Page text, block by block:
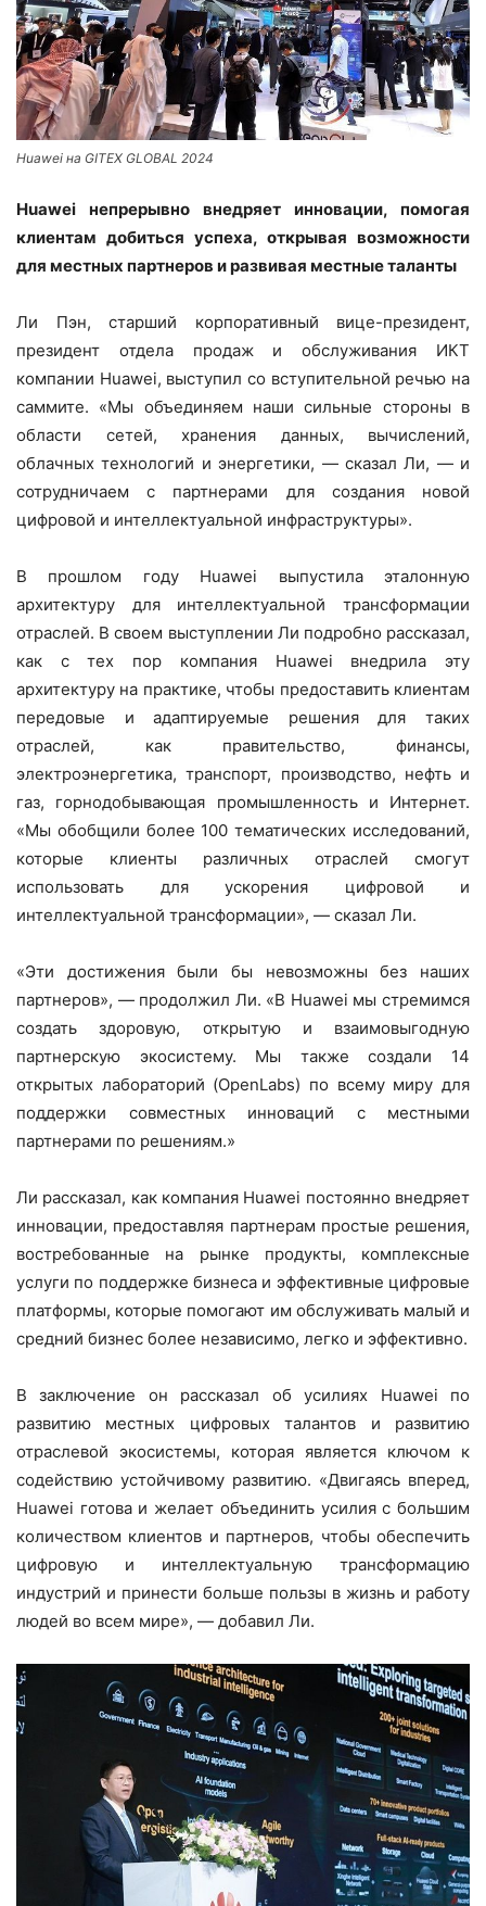
Huawei на GITEX GLOBAL 2024
Huawei непрерывно внедряет инновации, помогая
клиентам добиться успеха, открывая возможности
для местных партнеров и развивая местные таланты
Ли Пэн, старший корпоративный вице-президент,
президент отдела продаж и обслуживания ИКТ
компании Huawei, выступил со вступительной речью на
саммите. «Мы объединяем наши сильные стороны в
области сетей, хранения данных, вычислений,
облачных технологий и энергетики, — сказал Ли, — и
сотрудничаем с партнерами для создания новой
цифровой и интеллектуальной инфраструктуры».
В прошлом году Huawei выпустила эталонную
архитектуру для интеллектуальной трансформации
отраслей. В своем выступлении Ли подробно рассказал,
как с тех пор компания Huawei внедрила эту
архитектуру на практике, чтобы предоставить клиентам
передовые и адаптируемые решения для таких
отраслей, как правительство, финансы,
электроэнергетика, транспорт, производство, нефть и
газ, горнодобывающая промышленность и Интернет.
«Мы обобщили более 100 тематических исследований,
которые клиенты различных отраслей смогут
использовать для ускорения цифровой и
интеллектуальной трансформации», — сказал Ли.
«Эти достижения были бы невозможны без наших
партнеров», — продолжил Ли. «В Huawei мы стремимся
создать здоровую, открытую и взаимовыгодную
партнерскую экосистему. Мы также создали 14
открытых лабораторий (OpenLabs) по всему миру для
поддержки совместных инноваций с местными
партнерами по решениям.»
Ли рассказал, как компания Huawei постоянно внедряет
инновации, предоставляя партнерам простые решения,
востребованные на рынке продукты, комплексные
услуги по поддержке бизнеса и эффективные цифровые
платформы, которые помогают им обслуживать малый и
средний бизнес более независимо, легко и эффективно.
В заключение он рассказал об усилиях Huawei по
развитию местных цифровых талантов и развитию
отраслевой экосистемы, которая является ключом к
содействию устойчивому развитию. «Двигаясь вперед,
Huawei готова и желает объединить усилия с большим
количеством клиентов и партнеров, чтобы обеспечить
цифровую и интеллектуальную трансформацию
индустрий и принести больше пользы в жизнь и работу
людей во всем мире», — добавил Ли.